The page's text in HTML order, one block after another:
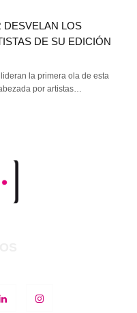
DESVELAN LOS
DE SU EDICIÓN
la primera ola de esta
por artistas…